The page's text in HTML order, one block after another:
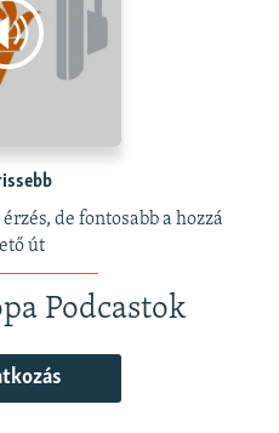
de fontosabb a hozzá
út
Podcastok